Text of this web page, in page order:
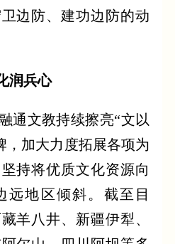
边防、建功边防的动
润兵心
通文教持续擦亮“文以
，加大力度拓展各项为
持将优质文化资源向
远地区倾斜。截至目
羊八井、新疆伊犁、